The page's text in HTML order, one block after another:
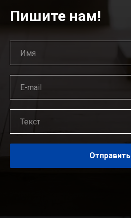
Пишите нам!
Отправить